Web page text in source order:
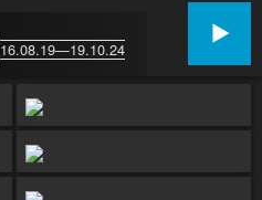
16.08.19—19.10.24